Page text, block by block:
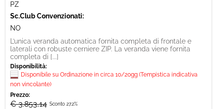
PZ
Sc.Club Convenzionati:
NO
L’unica veranda automatica fornita completa di frontale e
laterali con robuste cerniere ZIP. La veranda viene fornita
completa di [...]
Disponibilità:
Disponibile su Ordinazione in circa 10/20gg (Tempistica indicativa
non vincolante)
Prezzo:
€ 3.853,14 Sconto 27.2%